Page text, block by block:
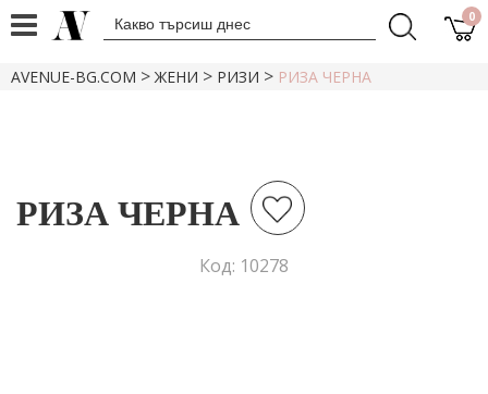
0
AVENUE-BG.COM >ЖЕНИ > РИЗИ > РИЗА ЧЕРНА
РИЗА ЧЕРНА
Код: 10278